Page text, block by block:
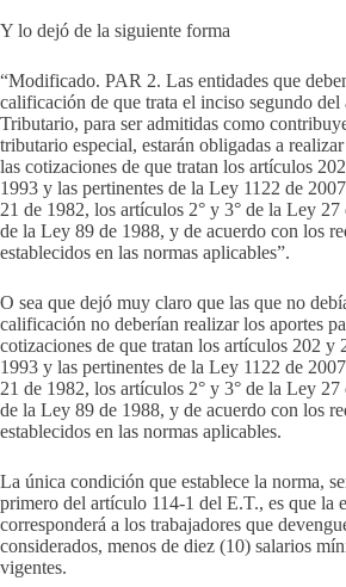
Y lo dejó de la siguiente forma
“Modificado. PAR 2. Las entidades que
calificación de que trata el inciso segundo
Tributario, para ser admitidas como
tributario especial, estarán obligadas a
las cotizaciones de que tratan los artículos
1993 y las pertinentes de la Ley 1122 de
21 de 1982, los artículos 2° y 3° de la Ley
de la Ley 89 de 1988, y de acuerdo con los
establecidos en las normas aplicables”.
O sea que dejó muy claro que las que no
calificación no deberían realizar los aportes
cotizaciones de que tratan los artículos 202 y
1993 y las pertinentes de la Ley 1122 de
21 de 1982, los artículos 2° y 3° de la Ley
de la Ley 89 de 1988, y de acuerdo con los
establecidos en las normas aplicables.
La única condición que establece la norma,
primero del artículo 114-1 del E.T., es que la
corresponderá a los trabajadores que
considerados, menos de diez (10) salarios
vigentes.